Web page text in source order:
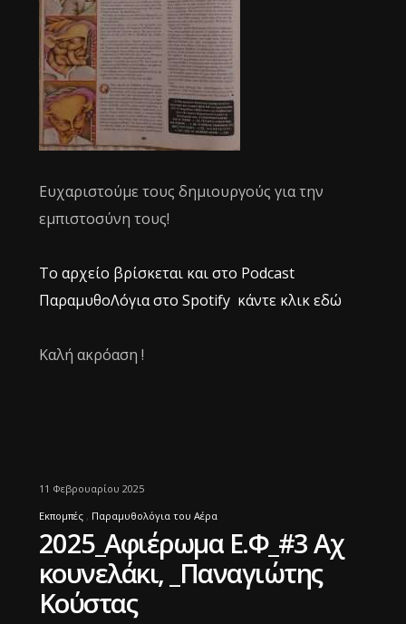
Ευχαριστούμε τους δημιουργούς για την
εμπιστοσύνη τους!
Το αρχείο βρίσκεται και στο Podcast
ΠαραμυθοΛόγια στο Spotify κάντε κλικεδώ
Καλή ακρόαση !
11 Φεβρουαρίου 2025
Εκπομπές
Παραμυθολόγια του Αέρα
2025_Αφιέρωμα Ε.Φ_#3 Αχ
κουνελάκι, _Παναγιώτης
Κούστας